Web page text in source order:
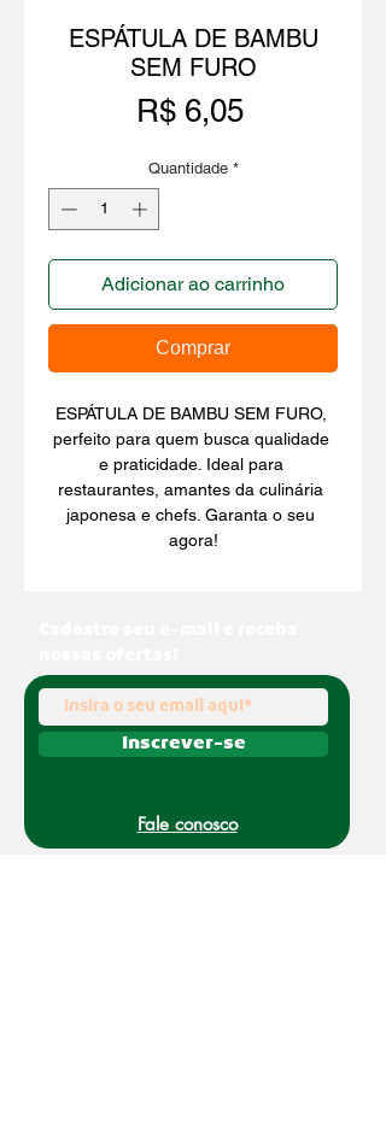
ESPÁTULA DE BAMBU
SEM FURO
R$ 6,05Preço
Quantidade *
Adicionar ao carrinho
Comprar
ESPÁTULA DE BAMBU SEM FURO,
perfeito para quem busca qualidade
e praticidade. Ideal para
restaurantes, amantes da culinária
japonesa e chefs. Garanta o seu
agora!
Inscrever-se
Fale conosco